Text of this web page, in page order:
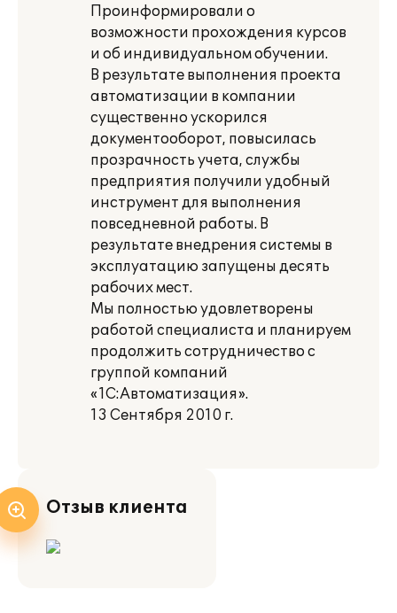
Проинформировали о
возможности прохождения курсов
и об индивидуальном обучении.
В результате выполнения проекта
автоматизации в компании
существенно ускорился
документооборот, повысилась
прозрачность учета, службы
предприятия получили удобный
инструмент для выполнения
повседневной работы. В
результате внедрения системы в
эксплуатацию запущены десять
рабочих мест.
Мы полностью удовлетворены
работой специалиста и планируем
продолжить сотрудничество с
группой компаний
«1С:Автоматизация».
13 Сентября 2010 г.
Отзыв клиента